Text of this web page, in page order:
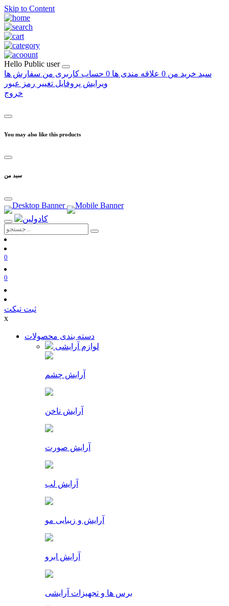
Skip to Content
Hello Public user
سبد خرید من 0 علاقه مندی ها 0 حساب کاربری من سفارش ها
ویرایش پروفایل تغییر رمز عبور
خروج
You may also like this products
سبد من
0
0
ثبت تیکت
x
دسته بندی محصولات
لوازم آرایشی
آرایش چشم
آرایش ناخن
آرایش صورت
آرایش لب
آرایش و زیبایی مو
آرایش ابرو
برس ها و تجهیزات آرایشی